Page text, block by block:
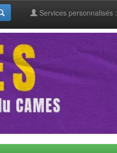
Services personnalisés :